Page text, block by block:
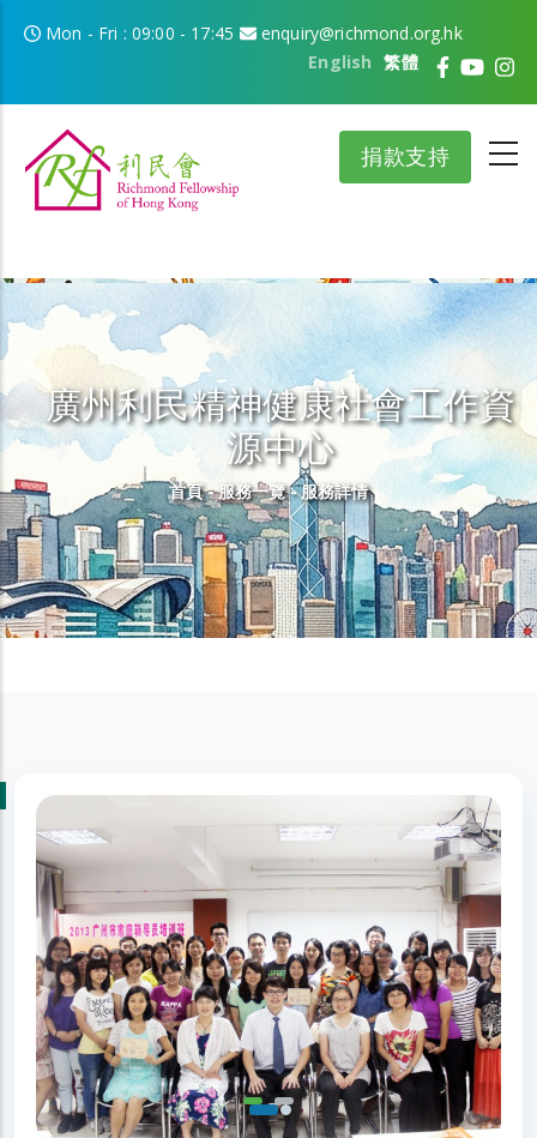
Mon - Fri : 09:00 - 17:45
enquiry@richmond.org.hk
繁體
English
捐款支持
廣州利民精神健康社會工作資
源中心
導航連結
首頁 -服務一覽 -服務詳情